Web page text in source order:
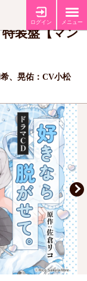
ログイン メニュー
装盤【マン
、晃佑：CV小松